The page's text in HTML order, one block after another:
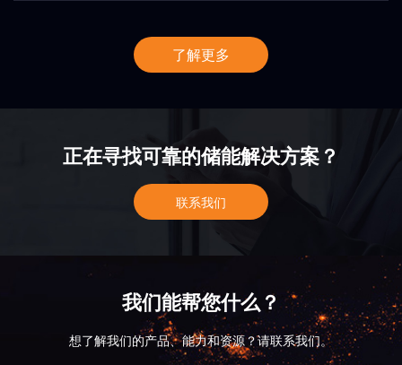
了解更多
正在寻找可靠的储能解决方案？
联系我们
我们能帮您什么？
想了解我们的产品、能力和资源？请联系我们。